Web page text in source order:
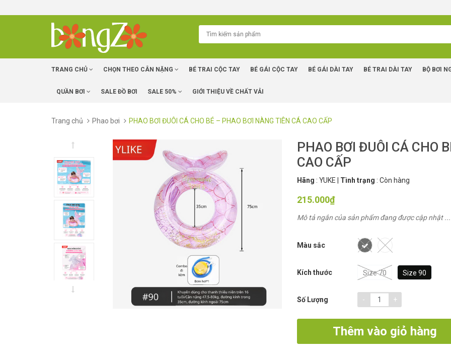
TRANG CHỦ CHỌN THEO CÂN NẶNG BÉ TRAI CỘC TAY BÉ GÁI CỘC TAY BÉ GÁI DÀI TAY BÉ TRAI DÀI TAY BỘ BƠI
QUẦN BƠI SALE ĐỒ BƠI SALE 50% GIỚI THIỆU VỀ CHẤT VẢI
Trang chủ Phao bơi PHAO BƠI ĐUÔI CÁ CHO BÉ – PHAO BƠI NÀNG TIÊN CÁ CAO CẤP
PHAO BƠI ĐUÔI CÁ CHO
CAO CẤP
Hãng : YUKE Tình trạng : Còn hàng
215.000₫
Mô tả ngắn của sản phẩm đang được cập nhật ...
Màu sắc
Kích thước Size 70 Size 90
Số Lượng - +
Thêm vào giỏ hàng